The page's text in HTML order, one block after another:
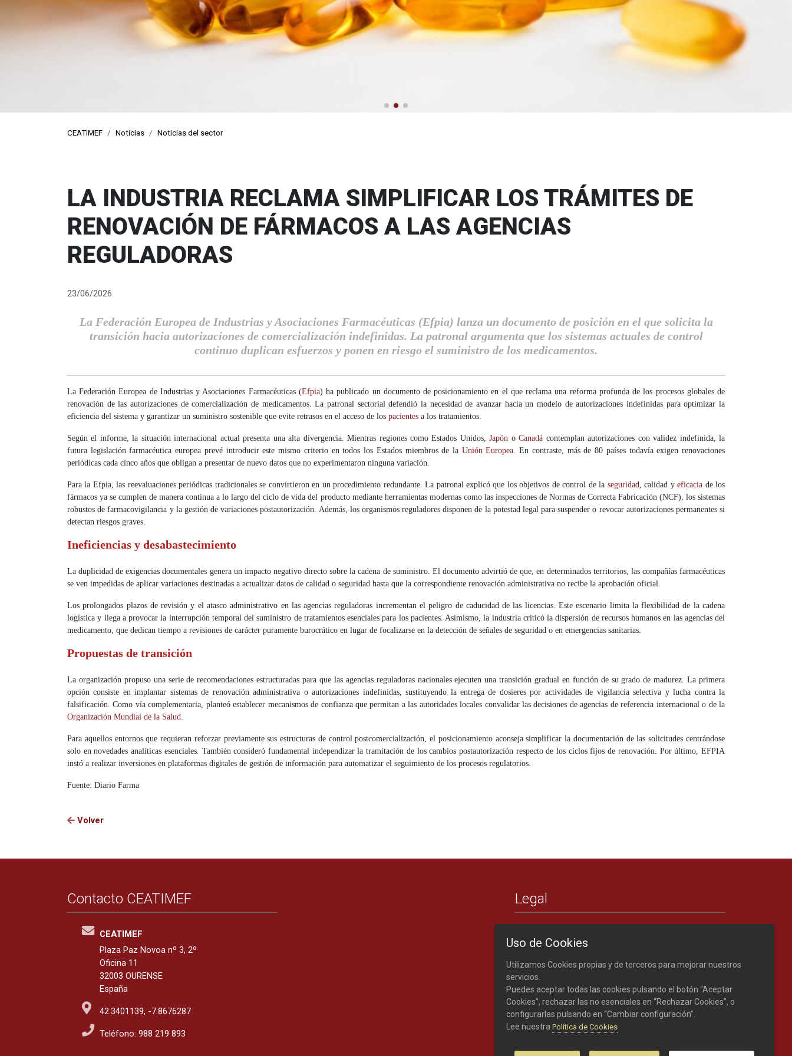
de la visita médica
profesionales de visitadores médicos
CEATIMEF Noticias Noticias del sector
LA INDUSTRIA RECLAMA SIMPLIFICAR LOS TRÁMITES DE
RENOVACIÓN DE FÁRMACOS A LAS AGENCIAS
REGULADORAS
23/06/2026
La Federación Europea de Industrias y Asociaciones Farmacéuticas (Efpia) lanza un documento de posición en el que solicita la
transición hacia autorizaciones de comercialización indefinidas. La patronal argumenta que los sistemas actuales de control
continuo duplican esfuerzos y ponen en riesgo el suministro de los medicamentos.
La Federación Europea de Industrias y Asociaciones Farmacéuticas (Efpia) ha publicado un documento de posicionamiento en el que reclama una reforma profunda de los procesos globales de
renovación de las autorizaciones de comercialización de medicamentos. La patronal sectorial defendió la necesidad de avanzar hacia un modelo de autorizaciones indefinidas para optimizar la
eficiencia del sistema y garantizar un suministro sostenible que evite retrasos en el acceso de los pacientes a los tratamientos.
Según el informe, la situación internacional actual presenta una alta divergencia. Mientras regiones como Estados Unidos,Japón oCanadá contemplan autorizaciones con validez indefinida, la
futura legislación farmacéutica europea prevé introducir este mismo criterio en todos los Estados miembros de la Unión Europea. En contraste, más de 80 países todavía exigen renovaciones
periódicas cada cinco años que obligan a presentar de nuevo datos que no experimentaron ninguna variación.
Para la Efpia, las reevaluaciones periódicas tradicionales se convirtieron en un procedimiento redundante. La patronal explicó que los objetivos de control de la seguridad, calidad yeficacia de los
fármacos ya se cumplen de manera continua a lo largo del ciclo de vida del producto mediante herramientas modernas como las inspecciones de Normas de Correcta Fabricación (NCF), los sistemas
robustos de farmacovigilancia y la gestión de variaciones postautorización. Además, los organismos reguladores disponen de la potestad legal para suspender o revocar autorizaciones permanentes si
detectan riesgos graves.
Ineficiencias y desabastecimiento
La duplicidad de exigencias documentales genera un impacto negativo directo sobre la cadena de suministro. El documento advirtió de que, en determinados territorios, las compañías farmacéuticas
se ven impedidas de aplicar variaciones destinadas a actualizar datos de calidad o seguridad hasta que la correspondiente renovación administrativa no recibe la aprobación oficial.
Los prolongados plazos de revisión y el atasco administrativo en las agencias reguladoras incrementan el peligro de caducidad de las licencias. Este escenario limita la flexibilidad de la cadena
logística y llega a provocar la interrupción temporal del suministro de tratamientos esenciales para los pacientes. Asimismo, la industria criticó la dispersión de recursos humanos en las agencias del
medicamento, que dedican tiempo a revisiones de carácter puramente burocrático en lugar de focalizarse en la detección de señales de seguridad o en emergencias sanitarias.
Propuestas de transición
La organización propuso una serie de recomendaciones estructuradas para que las agencias reguladoras nacionales ejecuten una transición gradual en función de su grado de madurez. La primera
opción consiste en implantar sistemas de renovación administrativa o autorizaciones indefinidas, sustituyendo la entrega de dosieres por actividades de vigilancia selectiva y lucha contra la
falsificación. Como vía complementaria, planteó establecer mecanismos de confianza que permitan a las autoridades locales convalidar las decisiones de agencias de referencia internacional o de la
Organización Mundial de la Salud.
Para aquellos entornos que requieran reforzar previamente sus estructuras de control postcomercialización, el posicionamiento aconseja simplificar la documentación de las solicitudes centrándose
solo en novedades analíticas esenciales. También consideró fundamental independizar la tramitación de los cambios postautorización respecto de los ciclos fijos de renovación. Por último, EFPIA
instó a realizar inversiones en plataformas digitales de gestión de información para automatizar el seguimiento de los procesos regulatorios.
Fuente: Diario Farma
Volver
Contacto CEATIMEF
CEATIMEF
Plaza Paz Novoa nº 3, 2º
Oficina 11
32003 OURENSE
España
42.3401139, -7.8676287
Teléfono: 988 219 893
Legal
Nota legal
Política de cookies
Uso de Cookies
Utilizamos Cookies propias y de terceros para mejorar nuestros
servicios.
Puedes aceptar todas las cookies pulsando el botón “Aceptar
Cookies”, rechazar las no esenciales en “Rechazar Cookies”, o
configurarlas pulsando en “Cambiar configuración”.
Lee nuestra Política de Cookies